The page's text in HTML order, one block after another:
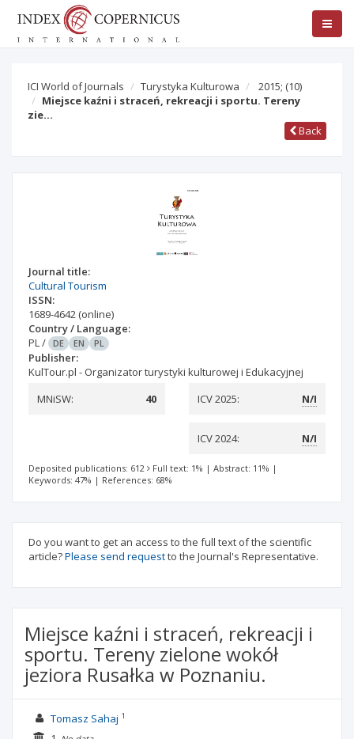
ICI World of Journals Turystyka Kulturowa 2015; (10)
Miejsce kaźni i straceń, rekreacji i sportu. Tereny
zie…
Back
Journal title:
Cultural Tourism
ISSN:
1689-4642 (online)
Country / Language:
PL/ DE EN PL
Publisher:
KulTour.pl - Organizator turystyki kulturowej i Edukacyjnej
MNiSW:
40 ICV 2025: N/I
ICV 2024: N/I
Deposited publications: 612 Full text: 1% | Abstract: 11% |
Keywords: 47% | References: 68%
Do you want to get an access to the full text of the scientific
article?Please send requestto the Journal's Representative.
Miejsce kaźni i straceń, rekreacji i
sportu. Tereny zielone wokół
jeziora Rusałka w Poznaniu.
Tomasz Sahaj 1